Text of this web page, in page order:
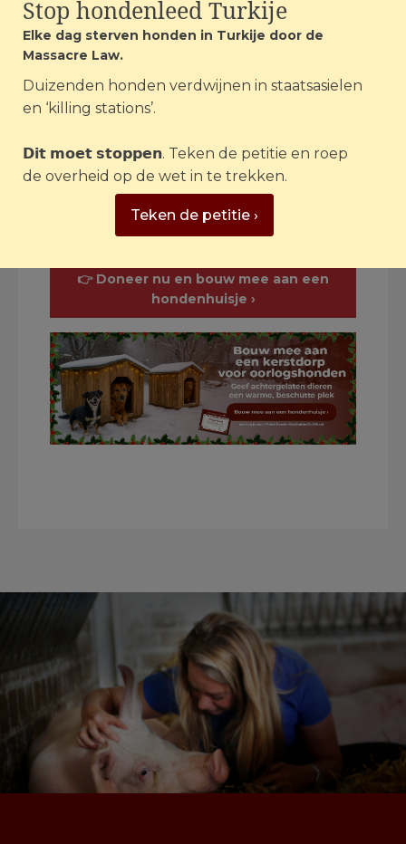
euro aan noodhulp schenken aan de
ontheemde en gewonde dieren in de
vorm van voedsel, medische zorg, een
noodhospitaal, een crisiskeuken en
nieuwe verblijven. Mensen die willen
breiden kunnen mede-eigenaar worden
van een hondenhuisje.
Kijk voor meer informatie op:
houseofanimals.nl/doneer/kerstdorp
👉 Doneer nu en bouw mee aan een
hondenhuisje ›
Stop hondenleed Turkije
Elke dag sterven honden in Turkije door de
Massacre Law.
Duizenden honden verdwijnen in staatsasielen
en ‘killing stations’.
𝗗𝗶𝘁 𝗺𝗼𝗲𝘁 𝘀𝘁𝗼𝗽𝗽𝗲𝗻. Teken de petitie en roep
de overheid op de wet in te trekken.
Teken de petitie ›